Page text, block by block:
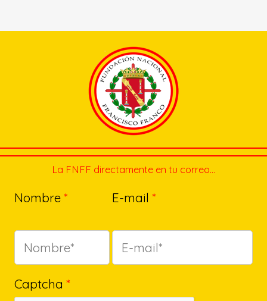
La FNFF directamente en tu correo…
Nombre* E-mail *
Captcha *